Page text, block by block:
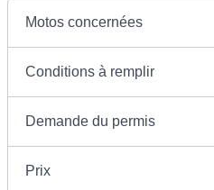
Motos concernées
Conditions à remplir
Demande du permis
Prix